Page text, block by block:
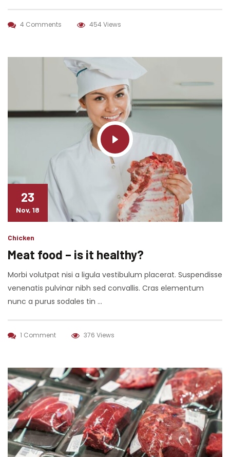
4 Comments 454 Views
23
Nov, 18
Chicken
Meat food – is it healthy?
Morbi volutpat nisi a ligula vestibulum placerat. Suspendisse
venenatis pulvinar nibh sed convallis. Cras elementum
nunc a purus sodales tin …
1 Comment 376 Views